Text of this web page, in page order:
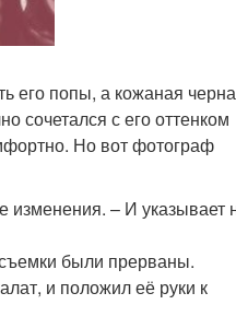
его попы, а кожаная
сочетался с его оттенком
Но вот фотограф
изменения. – И указывает
были прерваны.
и положил её руки к